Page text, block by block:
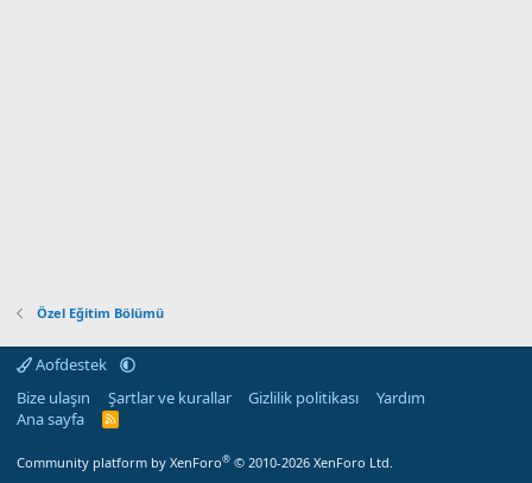
Özel Eğitim Bölümü
Aofdestek
Bize ulaşın
Şartlar ve kurallar Gizlilik politikası
Yardım
Ana sayfa
R
Community platform by XenForo® © 2010-2026 XenForo Ltd.